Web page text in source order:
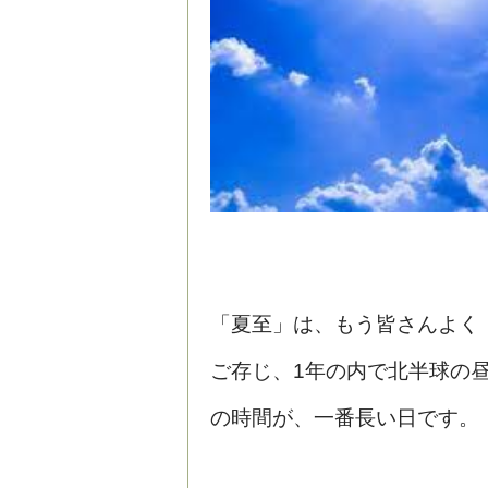
「夏至」は、もう皆さんよく
ご存じ、1年の内で北半球の
の時間が、一番長い日です。